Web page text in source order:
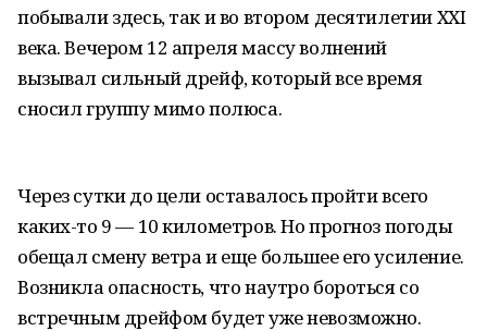
побывали здесь, так и во втором десятилетии XXI
века. Вечером 12 апреля массу волнений
вызывал сильный дрейф, который все время
сносил группу мимо полюса.
Через сутки до цели оставалось пройти всего
каких-то 9 — 10 километров. Но прогноз погоды
обещал смену ветра и еще большее его усиление.
Возникла опасность, что наутро бороться со
встречным дрейфом будет уже невозможно.